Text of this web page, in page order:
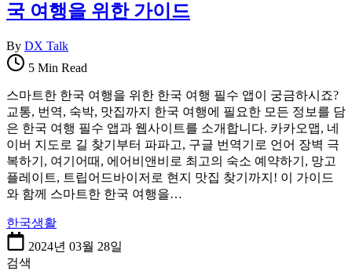
국 여행을 위한 가이드
By DX Talk
5 Min Read
스마트한 한국 여행을 위한 한국 여행 필수 앱이 궁금하시죠?
교통, 번역, 숙박, 맛집까지 한국 여행에 필요한 모든 정보를 담
은 한국 여행 필수 앱과 웹사이트를 소개합니다. 카카오맵, 네
이버 지도로 길 찾기부터 파파고, 구글 번역기로 언어 장벽 극
복하기, 여기어때, 에어비앤비로 최고의 숙소 예약하기, 망고
플레이트, 트립어드바이저로 현지 맛집 찾기까지! 이 가이드
와 함께 스마트한 한국 여행을…
한국생활
2024년 03월 28일
검색